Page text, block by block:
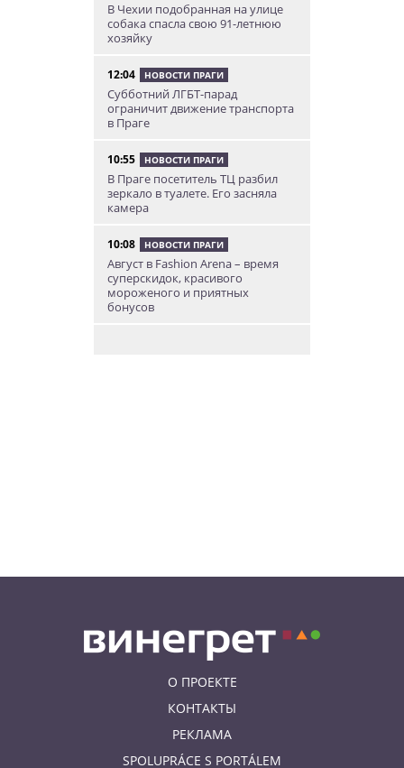
В Чехии подобранная на улице
собака спасла свою 91-летнюю
хозяйку
12:04 НОВОСТИ ПРАГИ
Субботний ЛГБТ-парад
ограничит движение транспорта
в Праге
10:55 НОВОСТИ ПРАГИ
В Праге посетитель ТЦ разбил
зеркало в туалете. Его засняла
камера
10:08 НОВОСТИ ПРАГИ
Август в Fashion Arena – время
суперскидок, красивого
мороженого и приятных
бонусов
О ПРОЕКТЕ
КОНТАКТЫ
РЕКЛАМА
SPOLUPRÁCE S PORTÁLEM